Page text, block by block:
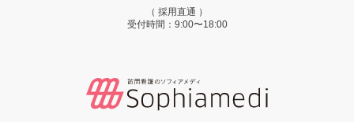
（ 採用直通 ）
受付時間：9:00〜18:00